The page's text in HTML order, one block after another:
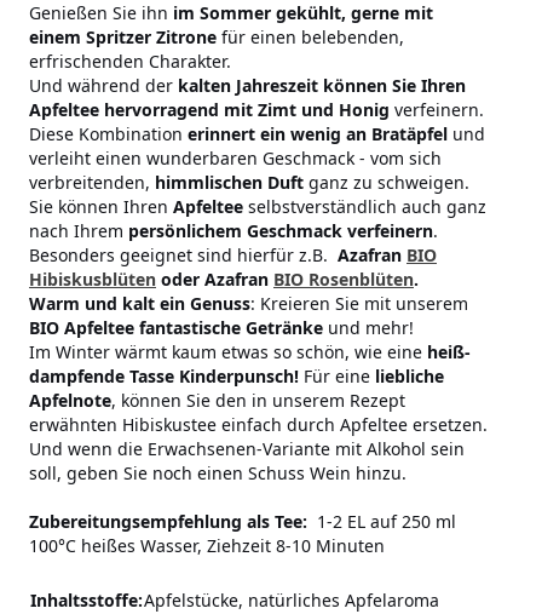
Genießen Sie ihn im Sommer gekühlt, gerne mit
einem Spritzer Zitrone für einen belebenden,
erfrischenden Charakter.
Und während der kalten Jahreszeit können Sie Ihren
Apfeltee hervorragend mit Zimt und Honig verfeinern.
Diese Kombination erinnert ein wenig an Bratäpfel und
verleiht einen wunderbaren Geschmack - vom sich
verbreitenden, himmlischen Duft ganz zu schweigen.
Sie können Ihren Apfeltee selbstverständlich auch ganz
nach Ihrem persönlichem Geschmack verfeinern.
Besonders geeignet sind hierfür z.B. Azafran BIO
Hibiskusblüten oder Azafran BIO Rosenblüten.
Warm und kalt ein Genuss: Kreieren Sie mit unserem
BIO Apfeltee fantastische Getränke und mehr!
Im Winter wärmt kaum etwas so schön, wie eine heiß-
dampfende Tasse Kinderpunsch! Für eine liebliche
Apfelnote, können Sie den in unserem Rezept
erwähnten Hibiskustee einfach durch Apfeltee ersetzen.
Und wenn die Erwachsenen-Variante mit Alkohol sein
soll, geben Sie noch einen Schuss Wein hinzu.
Zubereitungsempfehlung als Tee: 1-2 EL auf 250 ml
100°C heißes Wasser, Ziehzeit 8-10 Minuten
Inhaltsstoffe:Apfelstücke, natürliches Apfelaroma